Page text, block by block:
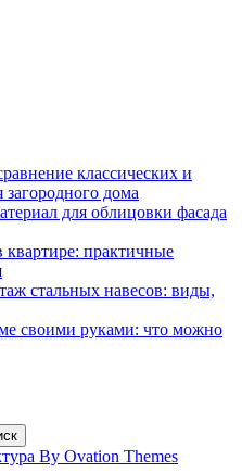
классических и
дома
для облицовки фасада
практичные
стальных навесов: виды,
своими руками: что можно
By Ovation Themes